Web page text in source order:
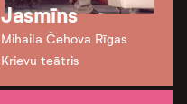
Jasmīns
Mihaila Čehova Rīgas
Krievu teātris